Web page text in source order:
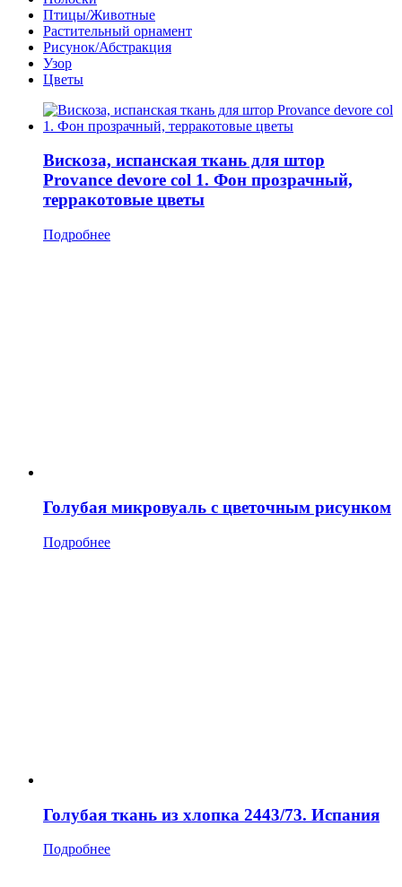
Птицы/Животные
Растительный орнамент
Рисунок/Абстракция
Узор
Цветы
Вискоза, испанская ткань для штор
Provance devore col 1. Фон прозрачный,
терракотовые цветы
Подробнее
Голубая микровуаль с цветочным рисунком
Подробнее
Голубая ткань из хлопка 2443/73. Испания
Подробнее